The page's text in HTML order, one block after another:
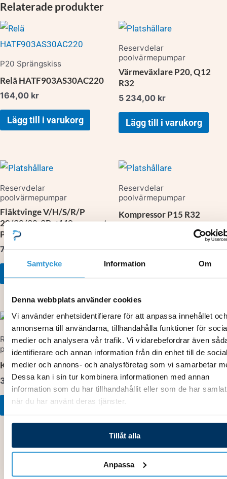
Samtycke Information Om
Denna webbplats använder cookies
Vi använder enhetsidentifierare för att anpassa innehållet och
annonserna till användarna, tillhandahålla funktioner för
medier och analysera vår trafik. Vi vidarebefordrar även
identifierare och annan information från din enhet till de
medier och annons- och analysföretag som vi samarbetar
Dessa kan i sin tur kombinera informationen med annan
information som du har tillhandahållit eller som de har
när du har använt deras tjänster.
Tillåt alla
Anpassa
Relaterade produkter
P20 Sprängskiss
Relä HATF903AS30AC220
164,00 kr
Lägg till i varukorg
Reservdelar
poolvärmepumpar
Värmeväxlare P20, Q12
R32
5 234,00 kr
Lägg till i varukorg
Reservdelar
poolvärmepumpar
Fläktvinge V/H/S/R/P
20/30/30-3P ø440mm samt
P20/P30 R32 serien
785,00
Reservdelar
poolvärmepumpar
Kompressor P15 R32
Reservdelar
poolvärmepumpar
Kompressor P10 R32
3 521,00 kr
Lägg till i varukorg
X40-3P inverter Sprängskiss
Flödesgivare
V/H/S/R/P/Q/X/INTUS
341,00kr